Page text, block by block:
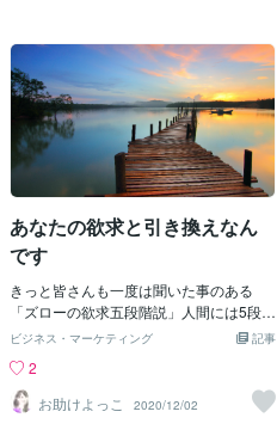
人間組織においては、「この場にいて良
いんだ。」という精神的なポジションを
得られるかどうかという点でとらえま
す。新規採用の人は入社時にはこの社会
的欲求（帰属欲求）が満たされていない
状態からスタートします。通常の会社
（組織）ではこの欲求を満たすことから
スタートします。採用時のマネジメント
で重視すべき欲求であると考え
としてやっていく予定だ。（協力者、幹
部、出資者募集中）で、みげかの分類の
人口比率で一番多いのは現在共感型の６
割で、次点が過去再現型の３割で、少な
いのは未来創造型の１割だ。俺は未来６
現在３過去１の１０点分類で未来が多
く、現在がちょっとあって、過去が１と
最小になっている。だから過去に関して
言えば、ぶっちゃけ興味がない。未来の
「未知を既知にすることに変態的な興味
と情熱が湧く」。この感覚に共感できる
のは同じ未来創造型の１割だと思ってい
る。だから今回は、一番共感できそうな
「現在共感型」のみげか特性に特化して
他、過去再現、未来創造も並べる
現在共感６割：過去再現３
割：未来創造１割①興味ある時間軸
あなたの欲求と引き換えなん
です
きっと皆さんも一度は聞いた事のある
「ズローの欲求五段階説」人間には5段階
の「欲求」があり、1つ下の欲求が満たさ
な心理的行動を表しています。 ↓
↓ ↓多くの日本人
は、一番下の「生理的欲求」については
記事
ビジネス・マーケティング
2
お助けよっこ
2020/12/02